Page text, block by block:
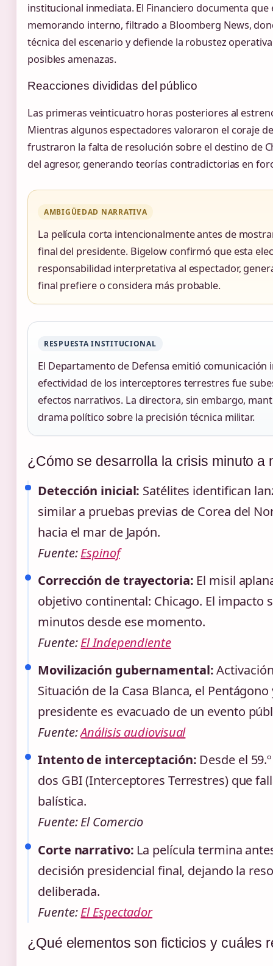
institucional inmediata. El Financiero documenta
memorando interno, filtrado a Bloomberg News,
técnica del escenario y defiende la robustez
posibles amenazas.
Reacciones divididas del público
Las primeras veinticuatro horas posteriores al
Mientras algunos espectadores valoraron el coraje
frustraron la falta de resolución sobre el destino de
del agresor, generando teorías contradictorias en
AMBIGÜEDAD NARRATIVA
La película corta intencionalmente antes de
final del presidente. Bigelow confirmó que esta
responsabilidad interpretativa al espectador,
final prefiere o considera más probable.
RESPUESTA INSTITUCIONAL
El Departamento de Defensa emitió comunicación
efectividad de los interceptores terrestres fue
efectos narrativos. La directora, sin embargo,
drama político sobre la precisión técnica militar.
¿Cómo se desarrolla la crisis minuto a
Detección inicial: Satélites identifican
similar a pruebas previas de Corea del
hacia el mar de Japón.
Fuente:Espinof
Corrección de trayectoria: El misil
objetivo continental: Chicago. El impacto
minutos desde ese momento.
Fuente:El Independiente
Movilización gubernamental:
Situación de la Casa Blanca, el
presidente es evacuado de un evento
Fuente:Análisis audiovisual
Intento de interceptación: Desde el
dos GBI (Interceptores Terrestres) que
balística.
Fuente: El Comercio
Corte narrativo: La película termina
decisión presidencial final, dejando la
deliberada.
Fuente:El Espectador
¿Qué elementos son ficticios y cuáles